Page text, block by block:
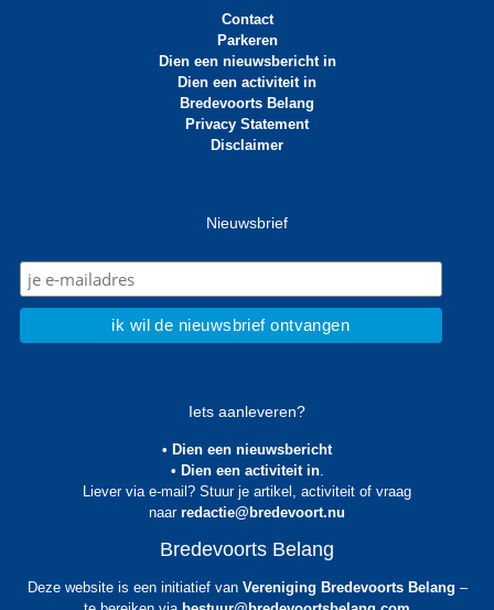
Contact
Parkeren
Dien een nieuwsbericht in
Dien een activiteit in
Bredevoorts Belang
Privacy Statement
Disclaimer
Nieuwsbrief
Iets aanleveren?
• Dien een nieuwsbericht
• Dien een activiteit in.
Liever via e-mail? Stuur je artikel, activiteit of vraag
naar redactie@bredevoort.nu
Bredevoorts Belang
Deze website is een initiatief van Vereniging Bredevoorts Belang –